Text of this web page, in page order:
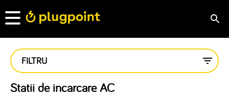
FILTRU
Statii de incarcare AC